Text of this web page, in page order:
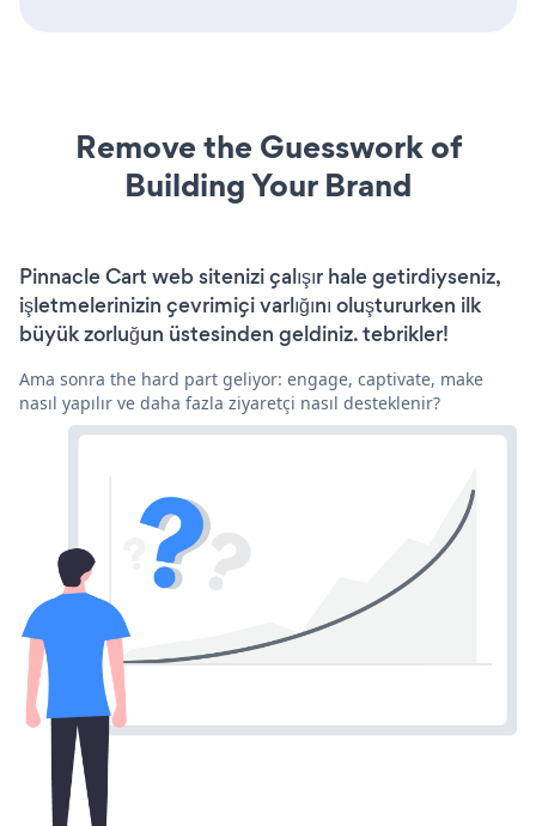
Remove the Guesswork of
Building Your Brand
Pinnacle Cart web sitenizi çalışır hale getirdiyseniz,
işletmelerinizin çevrimiçi varlığını oluştururken ilk
büyük zorluğun üstesinden geldiniz. tebrikler!
Ama sonra the hard part geliyor: engage, captivate, make
nasıl yapılır ve daha fazla ziyaretçi nasıl desteklenir?